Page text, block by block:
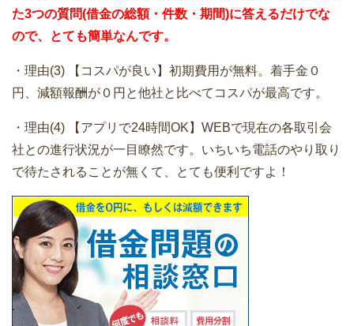
た3つの質問(借金の総額・件数・期間)に答えるだけでな
ので、とても簡単なんです。
・理由(3) 【コスパが良い】初期費用が無料。着手金０
円、減額報酬が０円と他社と比べてコスパが最高です。
・理由(4) 【アプリで24時間OK】WEBで現在の各取引会
社との進行状況が一目瞭然です。いちいち電話のやり取り
で待たされることが無くて、とても便利ですよ！